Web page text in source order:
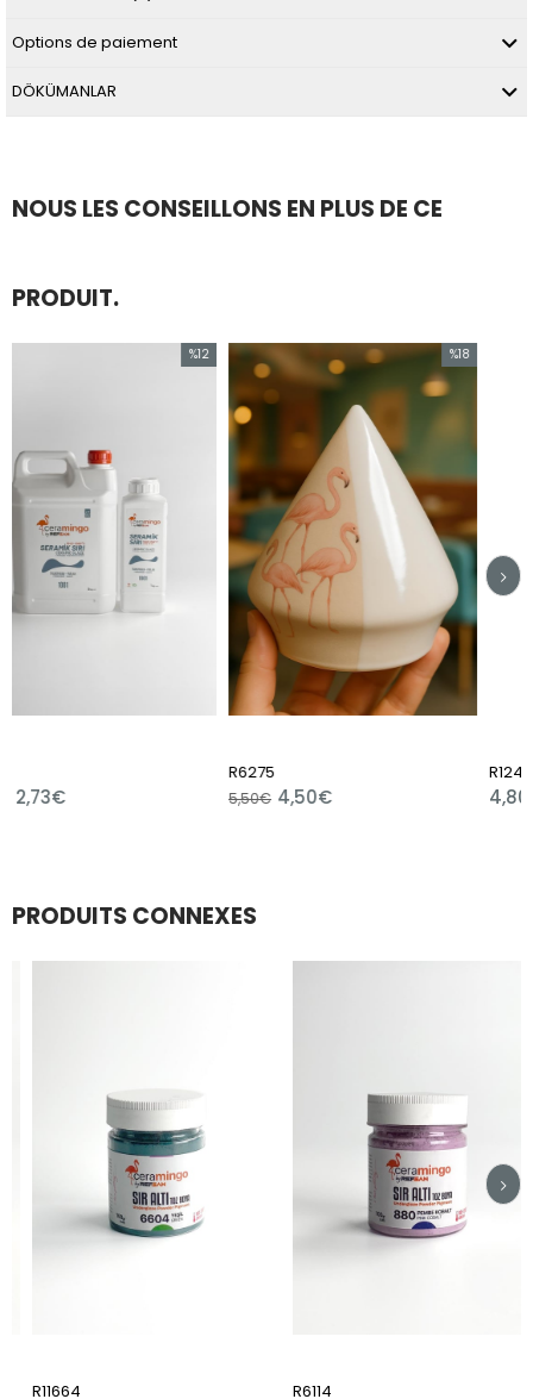
Options de paiement
DÖKÜMANLAR
NOUS LES CONSEILLONS EN PLUS DE CE
PRODUIT.
Réduction
%18Réduction
PRODUITS CONNEXES
R11664 R6114